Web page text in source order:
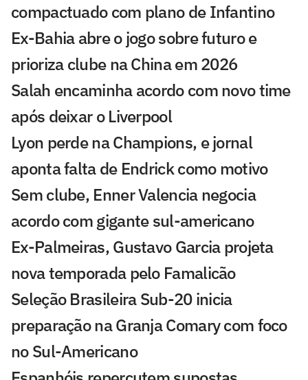
compactuado com plano de Infantino
Ex-Bahia abre o jogo sobre futuro e
prioriza clube na China em 2026
Salah encaminha acordo com novo time
após deixar o Liverpool
Lyon perde na Champions, e jornal
aponta falta de Endrick como motivo
Sem clube, Enner Valencia negocia
acordo com gigante sul-americano
Ex-Palmeiras, Gustavo Garcia projeta
nova temporada pelo Famalicão
Seleção Brasileira Sub-20 inicia
preparação na Granja Comary com foco
no Sul-Americano